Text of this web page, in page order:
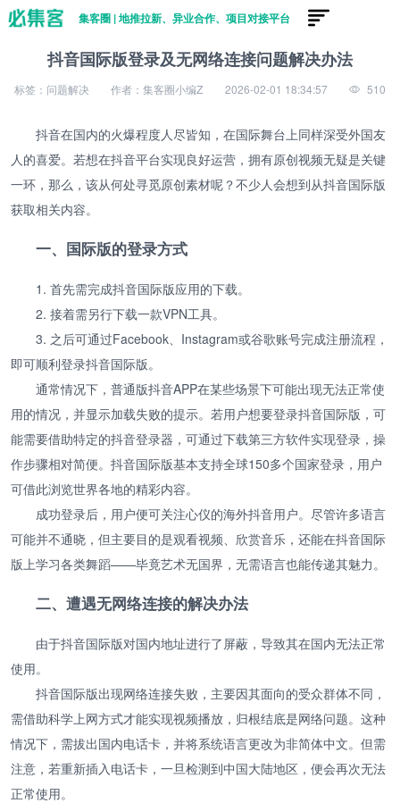
集客圈 | 地推拉新、异业合作、项目对接平台
抖音国际版登录及无网络连接问题解决办法
标签：问题解决 作者：集客圈小编Z 2026-02-01 18:34:57 510
抖音在国内的火爆程度人尽皆知，在国际舞台上同样深受外国友
人的喜爱。若想在抖音平台实现良好运营，拥有原创视频无疑是关键
一环，那么，该从何处寻觅原创素材呢？不少人会想到从抖音国际版
获取相关内容。
一、国际版的登录方式
1. 首先需完成抖音国际版应用的下载。
2. 接着需另行下载一款VPN工具。
3. 之后可通过Facebook、Instagram或谷歌账号完成注册流程，
即可顺利登录抖音国际版。
通常情况下，普通版抖音APP在某些场景下可能出现无法正常使
用的情况，并显示加载失败的提示。若用户想要登录抖音国际版，可
能需要借助特定的抖音登录器，可通过下载第三方软件实现登录，操
作步骤相对简便。抖音国际版基本支持全球150多个国家登录，用户
可借此浏览世界各地的精彩内容。
成功登录后，用户便可关注心仪的海外抖音用户。尽管许多语言
可能并不通晓，但主要目的是观看视频、欣赏音乐，还能在抖音国际
版上学习各类舞蹈——毕竟艺术无国界，无需语言也能传递其魅力。
二、遭遇无网络连接的解决办法
由于抖音国际版对国内地址进行了屏蔽，导致其在国内无法正常
使用。
抖音国际版出现网络连接失败，主要因其面向的受众群体不同，
需借助科学上网方式才能实现视频播放，归根结底是网络问题。这种
情况下，需拔出国内电话卡，并将系统语言更改为非简体中文。但需
注意，若重新插入电话卡，一旦检测到中国大陆地区，便会再次无法
正常使用。